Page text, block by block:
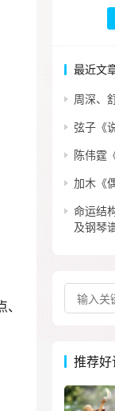
最近文
周深、
弦子《
陈伟霆
加木《
命运结
及钢琴
推荐好